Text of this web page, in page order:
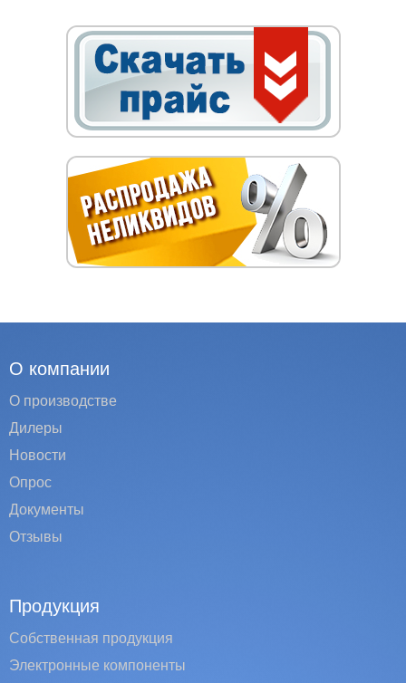
О компании
О производстве
Дилеры
Новости
Опрос
Документы
Отзывы
Продукция
Собственная продукция
Электронные компоненты